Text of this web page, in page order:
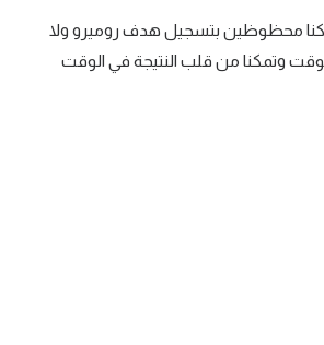
محظوظين بتسجيل هدف روميرو ولا
وتمكنا من قلب النتيجة في الوقت